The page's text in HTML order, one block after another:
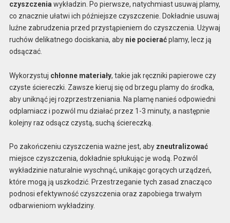
czyszczenia wykładzin. Po pierwsze, natychmiast usuwaj plamy,
co znacznie ułatwi ich późniejsze czyszczenie. Dokładnie usuwaj
luźne zabrudzenia przed przystąpieniem do czyszczenia. Używaj
ruchów delikatnego dociskania, aby nie pocieraćplamy, lecz ją
odsączać.
Wykorzystuj chłonne materiały, takie jak ręczniki papierowe czy
czyste ściereczki. Zawsze kieruj się od brzegu plamy do środka,
aby uniknąć jej rozprzestrzeniania. Na plamę nanieś odpowiedni
odplamiacz i pozwól mu działać przez 1-3 minuty, a następnie
kolejny raz odsącz czystą, suchą ściereczką.
Po zakończeniu czyszczenia ważne jest, aby zneutralizować
miejsce czyszczenia, dokładnie spłukując je wodą. Pozwól
wykładzinie naturalnie wyschnąć, unikając gorących urządzeń,
które mogą ją uszkodzić. Przestrzeganie tych zasad znacząco
podnosi efektywność czyszczenia oraz zapobiega trwałym
odbarwieniom wykładziny.